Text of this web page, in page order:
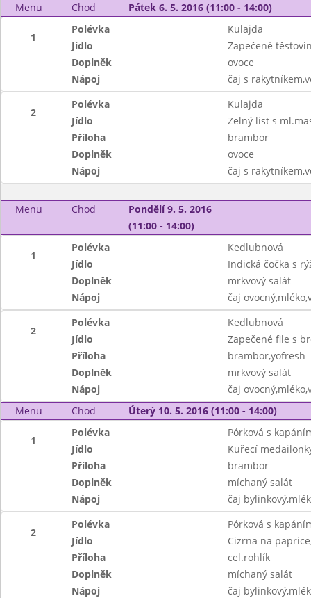
Menu
Chod Pátek 6. 5. 2016 (11:00 - 14:00)
1
Polévka
Kulajda
Jídlo
Zapečené
Doplněk
ovoce
Nápoj
čaj s
2
Polévka
Kulajda
Jídlo
Zelný list s
Příloha
brambor
Doplněk
ovoce
Nápoj
čaj s
Menu Chod
Pondělí 9. 5. 2016
(11:00 - 14:00)
1
Polévka
Kedlubnová
Jídlo
Indická čočka s
Doplněk
mrkvový salát
Nápoj
čaj
2
Polévka
Kedlubnová
Jídlo
Zapečené file s
Příloha
brambor,yofresh
Doplněk
mrkvový salát
Nápoj
čaj
Menu
Chod Úterý 10. 5. 2016 (11:00 - 14:00)
1
Polévka
Pórková s
Jídlo
Kuřecí
Příloha
brambor
Doplněk
míchaný salát
Nápoj
čaj
2
Polévka
Pórková s
Jídlo
Cizrna na
Příloha
cel.rohlík
Doplněk
míchaný salát
Nápoj
čaj